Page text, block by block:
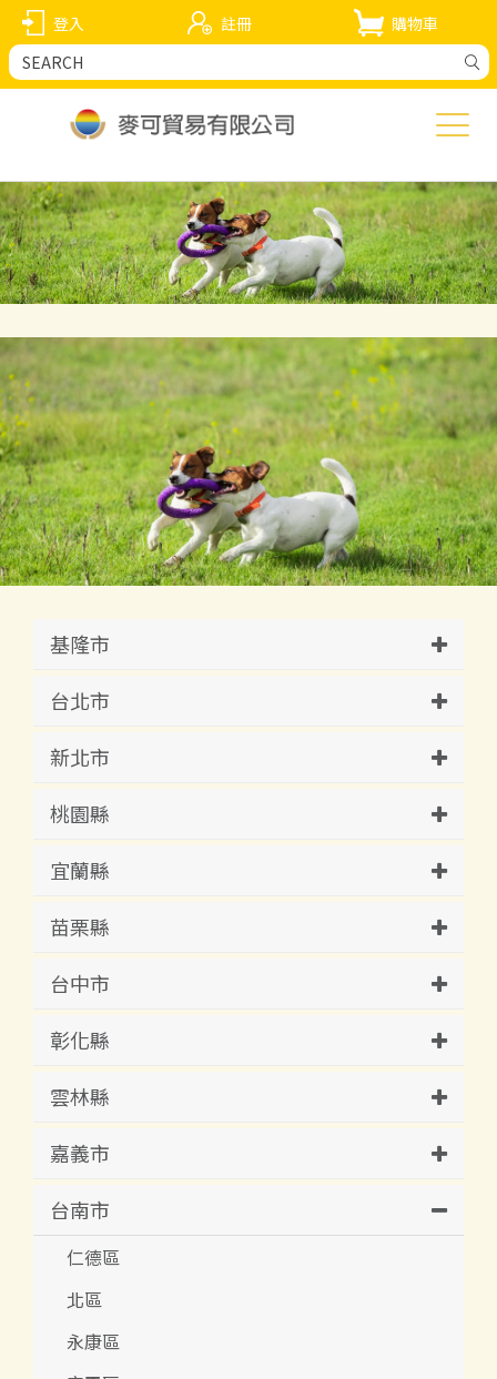
登入 註冊 購物車
基隆市
台北市
新北市
桃園縣
宜蘭縣
苗栗縣
台中市
彰化縣
雲林縣
嘉義市
台南市
仁德區
北區
永康區